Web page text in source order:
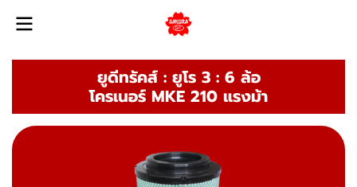
ยูดีทรัคส์ : ยูโร 3 : 6 ล้อ
โครเนอร์ MKE 210 แรงม้า